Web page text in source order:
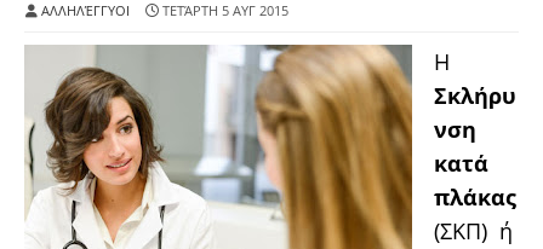
ΑΛΛΗΛΈΓΓΥΟΙ ΤΕΤΆΡΤΗ 5 ΑΥΓ 2015
Η
Σκλήρυ
νση
κατά
πλάκας
(ΣΚΠ) ή